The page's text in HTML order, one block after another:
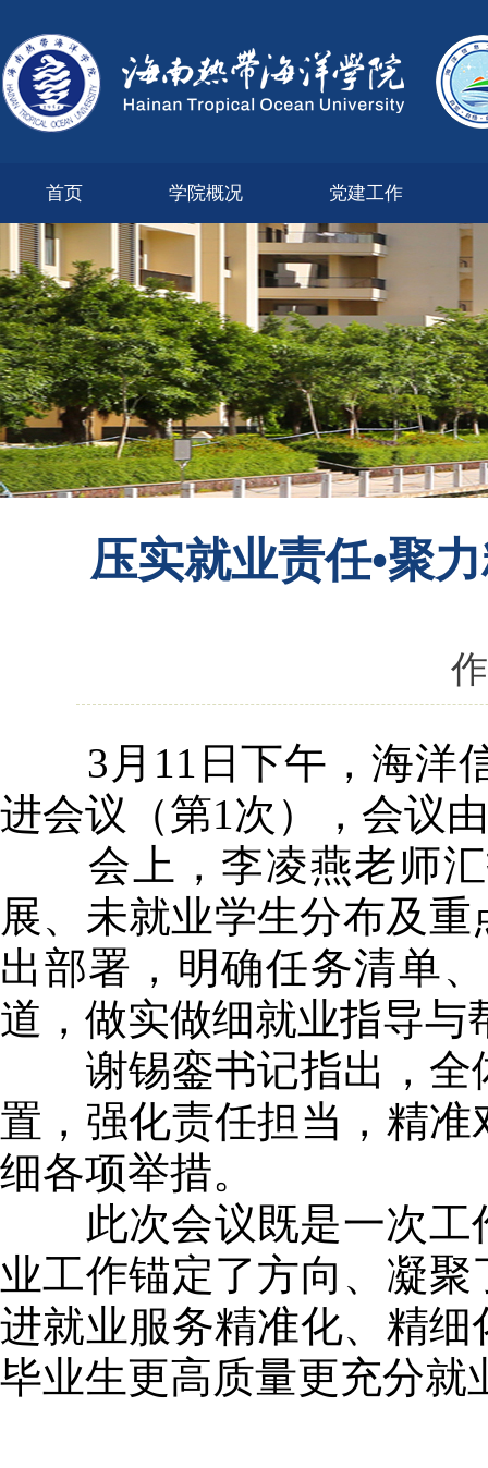
首页 学院概况 党建工作
压实就业责任•聚
3月11日下午，海洋
进会议（第1次），会议
会上，李凌燕老师汇
展、未就业学生分布及
出部署，明确任务清单
道，做实做细就业指导与
谢锡銮书记指出，全
置，强化责任担当，精
细各项举措。
此次会议既是一次工
业工作锚定了方向、凝
进就业服务精准化、精
毕业生更高质量更充分就